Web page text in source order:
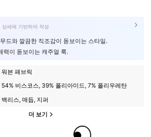
상세에 기반하여 작성
드와 깔끔한 직조감이 돋보이는 스타일.
력이 돋보이는 캐주얼 룩.
워븐 패브릭
54% 비스코스, 39% 폴리아미드, 7% 폴리우레탄
백리스, 매듭, 지퍼
더 보기